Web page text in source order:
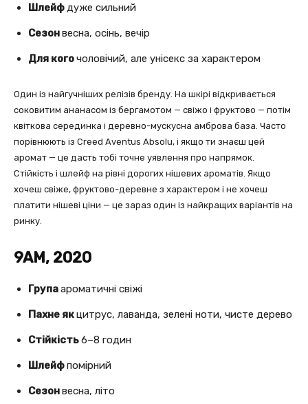
Шлейфдуже сильний
Сезонвесна, осінь, вечір
Для когочоловічий, але унісекс за характером
Один із найгучніших релізів бренду. На шкірі відкривається
соковитим ананасом із бергамотом — свіжо і фруктово — потім
квіткова серединка і деревно-мускусна амброва база. Часто
порівнюють із Creed Aventus Absolu, і якщо ти знаєш цей
аромат — це дасть тобі точне уявлення про напрямок.
Стійкість і шлейф на рівні дорогих нішевих ароматів. Якщо
хочеш свіже, фруктово-деревне з характером і не хочеш
платити нішеві ціни — це зараз один із найкращих варіантів на
ринку.
9AM, 2020
Групаароматичні свіжі
Пахне якцитрус, лаванда, зелені ноти, чисте дерево
Стійкість6–8 годин
Шлейфпомірний
Сезонвесна, літо